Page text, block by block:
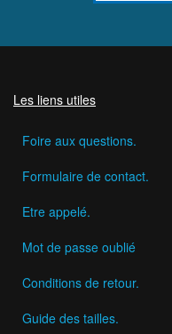
Les liens utiles
Foire aux questions.
Formulaire de contact.
Etre appelé.
Mot de passe oublié
Conditions de retour.
Guide des tailles.